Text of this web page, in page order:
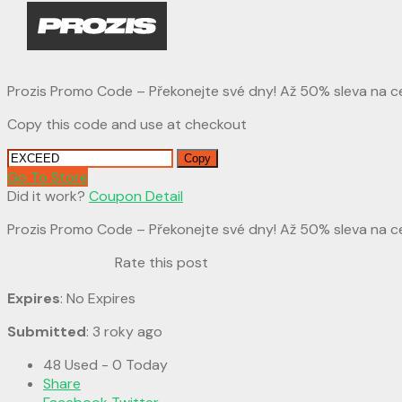
Prozis Promo Code – Překonejte své dny! Až 50% sleva na
Copy this code and use at checkout
Copy
Go To Store
Did it work? Coupon Detail
Prozis Promo Code – Překonejte své dny! Až 50% sleva na
Rate this post
Expires: No Expires
Submitted: 3 roky ago
48 Used - 0 Today
Share